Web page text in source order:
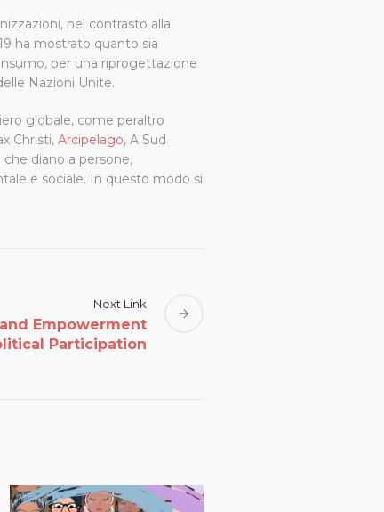
nel contrasto alla
ha mostrato quanto sia
per una riprogettazione
Nazioni Unite.
globale, come peraltro
Christi, Arcipelago, A Sud
diano a persone,
e sociale. In questo modo si
Next Link
and Empowerment
Participation